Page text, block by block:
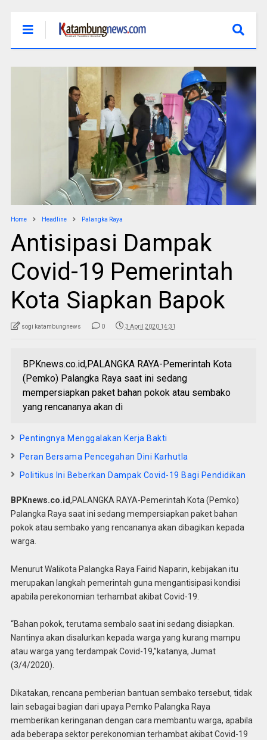
Home Headline Palangka Raya
Antisipasi Dampak
Covid-19 Pemerintah
Kota Siapkan Bapok
sogi katambungnews 0 3 April 2020 14:31
BPKnews.co.id,PALANGKA RAYA-Pemerintah Kota
(Pemko) Palangka Raya saat ini sedang
mempersiapkan paket bahan pokok atau sembako
yang rencananya akan di
Pentingnya Menggalakan Kerja Bakti
Peran Bersama Pencegahan Dini Karhutla
Politikus Ini Beberkan Dampak Covid-19 Bagi Pendidikan
BPKnews.co.id,PALANGKA RAYA-Pemerintah Kota (Pemko)
Palangka Raya saat ini sedang mempersiapkan paket bahan
pokok atau sembako yang rencananya akan dibagikan kepada
warga.
Menurut Walikota Palangka Raya Fairid Naparin, kebijakan itu
merupakan langkah pemerintah guna mengantisipasi kondisi
apabila perekonomian terhambat akibat Covid-19.
“Bahan pokok, terutama sembalo saat ini sedang disiapkan.
Nantinya akan disalurkan kepada warga yang kurang mampu
atau warga yang terdampak Covid-19,”katanya, Jumat
(3/4/2020).
Dikatakan, rencana pemberian bantuan sembako tersebut, tidak
lain sebagai bagian dari upaya Pemko Palangka Raya
memberikan keringanan dengan cara membantu warga, apabila
ada beberapa sektor perekonomian terhambat akibat Covid-19